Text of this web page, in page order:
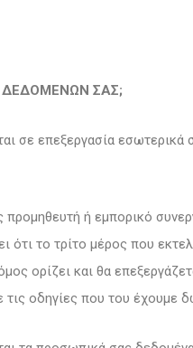
ΔΕΔΟΜΕΝΩΝ ΣΑΣ;
σε επεξεργασία
προμηθευτή ή εμπορικό
ότι το τρίτο μέρος που
ορίζει και θα
οδηγίες που του έχουμε